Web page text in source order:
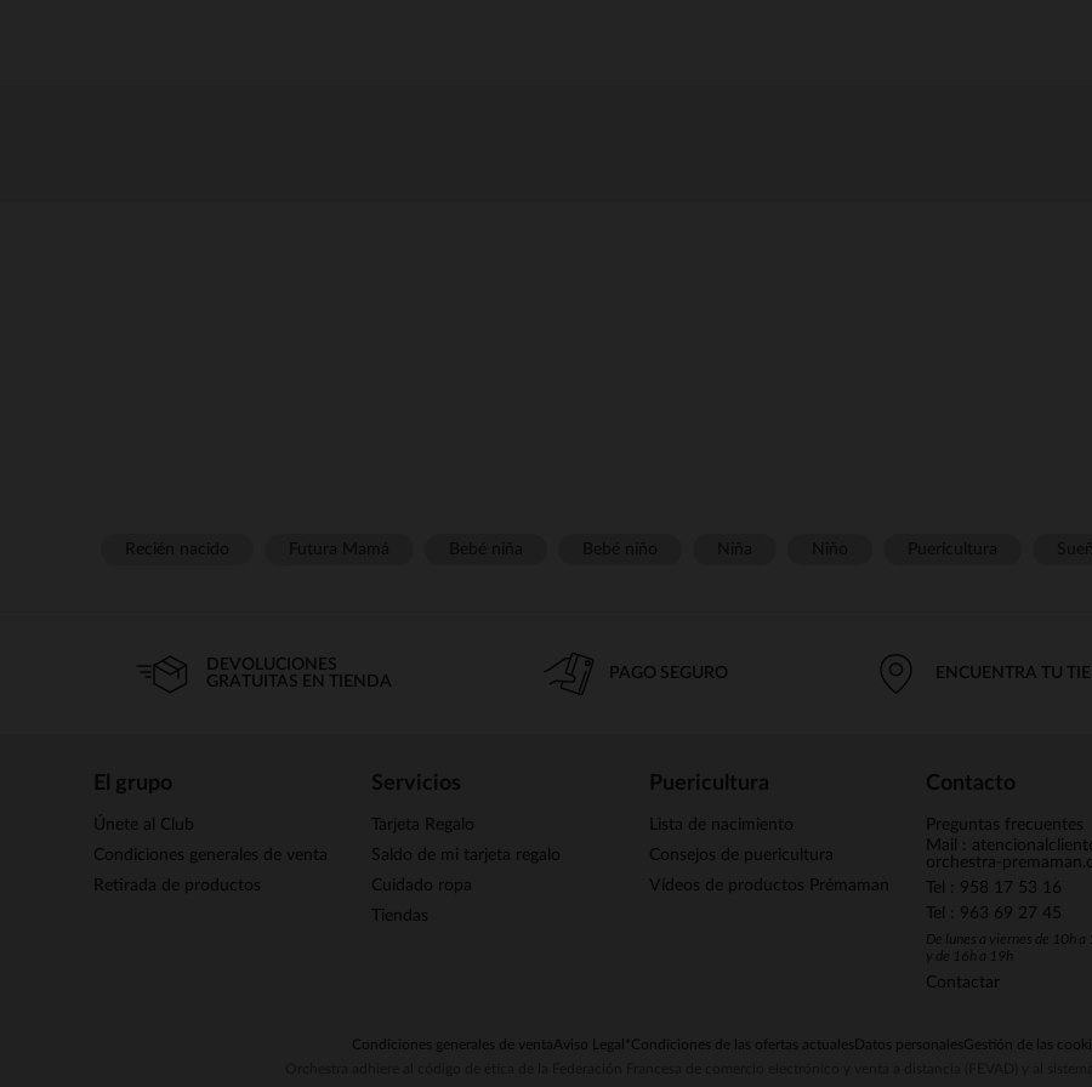
DEVOLUCIONES
GRATUITAS EN TIENDA
PAGO SEGURO ENCUENTRA TU
El grupo
Únete al Club
Condiciones generales de venta
Retirada de productos
Servicios
Tarjeta Regalo
Saldo de mi tarjeta regalo
Cuidado ropa
Tiendas
Puericultura
Lista de nacimiento
Consejos de puericultura
Vídeos de productos Prémaman
Contacto
Preguntas frecuentes
Mail :
orchestra-
Tel : 958 17 53 16
Tel : 963 69 27 45
De lunes a viernes de 10h a
y de 16h a 19h
Contactar
Condiciones generales de ventaAviso Legal *Condiciones de las ofertas actuales Datos personalesGestión de las